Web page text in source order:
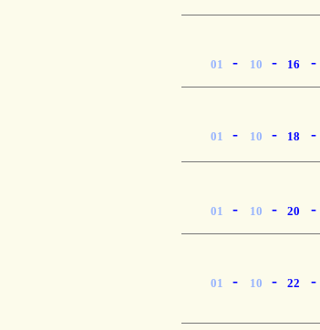
01 - 10 - 16 -
01 - 10 - 18 -
01 - 10 - 20 -
01 - 10 - 22 -